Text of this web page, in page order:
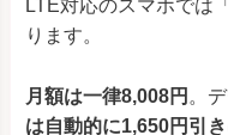
LTE対応のスマホでは
ります。
月額は一律8,008円 。
は自動的に1,650円引き